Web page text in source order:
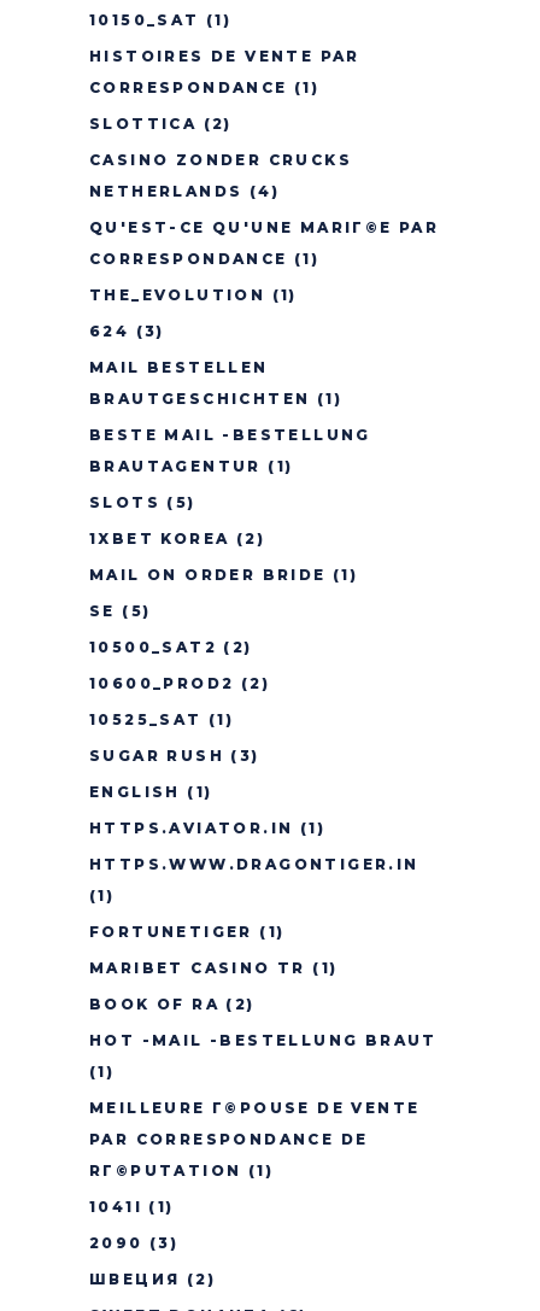
10150_SAT
(1)
HISTOIRES DE VENTE PAR
CORRESPONDANCE (1)
SLOTTICA (2)
CASINO ZONDER CRUCKS
NETHERLANDS
(4)
QU'EST-CE QU'UNE MARIГ©E PAR
CORRESPONDANCE (1)
THE_EVOLUTION
(1)
624 (3)
MAIL BESTELLEN
BRAUTGESCHICHTEN
(1)
BESTE MAIL -BESTELLUNG
BRAUTAGENTUR (1)
SLOTS (5)
1XBET KOREA (2)
MAIL ON ORDER BRIDE (1)
SE (5)
10500_SAT2 (2)
10600_PROD2 (2)
10525_SAT
(1)
SUGAR RUSH (3)
ENGLISH
(1)
HTTPS.AVIATOR.IN
(1)
HTTPS.WWW.DRAGONTIGER.IN
(1)
FORTUNETIGER (1)
MARIBET CASINO TR (1)
BOOK OF RA (2)
HOT -MAIL -BESTELLUNG BRAUT
(1)
MEILLEURE Г©POUSE DE VENTE
PAR CORRESPONDANCE DE
RГ©PUTATION
(1)
1041I (1)
2090 (3)
ШВЕЦИЯ (2)